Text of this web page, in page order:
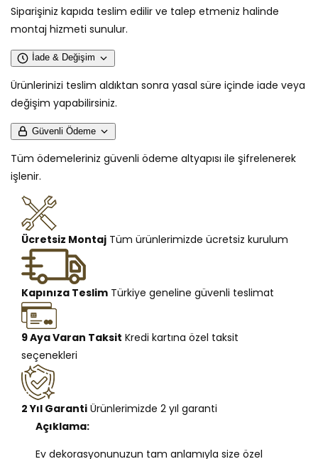
adedi
azaltın
adedi
artırın
Siparişiniz kapıda teslim edilir ve talep etmeniz halinde
montaj hizmeti sunulur.
İade & Değişim
Ürünlerinizi teslim aldıktan sonra yasal süre içinde iade veya
değişim yapabilirsiniz.
Güvenli Ödeme
Tüm ödemeleriniz güvenli ödeme altyapısı ile şifrelenerek
işlenir.
Ücretsiz Montaj Tüm ürünlerimizde ücretsiz kurulum
Kapınıza Teslim Türkiye geneline güvenli teslimat
9 Aya Varan Taksit Kredi kartına özel taksit
seçenekleri
2 Yıl Garanti Ürünlerimizde 2 yıl garanti
Açıklama:
Ev dekorasyonunuzun tam anlamıyla size özel